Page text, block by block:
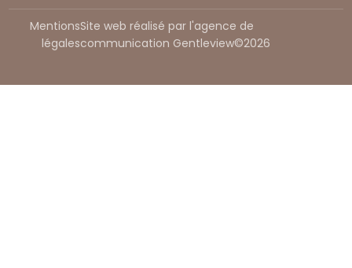
Site web réalisé par l'agence de
communication Gentleview©2026
Mentions
légales